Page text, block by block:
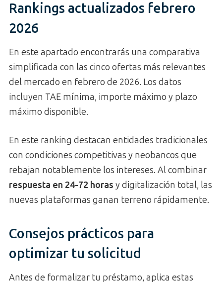
Rankings actualizados febrero
2026
En este apartado encontrarás una comparativa
simplificada con las cinco ofertas más relevantes
del mercado en febrero de 2026. Los datos
incluyen TAE mínima, importe máximo y plazo
máximo disponible.
En este ranking destacan entidades tradicionales
con condiciones competitivas y neobancos que
rebajan notablemente los intereses. Al combinar
respuesta en 24-72 horas y digitalización total, las
nuevas plataformas ganan terreno rápidamente.
Consejos prácticos para
optimizar tu solicitud
Antes de formalizar tu préstamo, aplica estas